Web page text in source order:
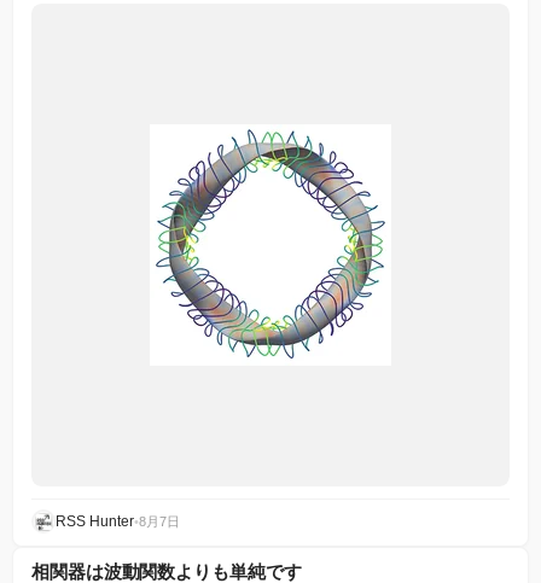
RSS Hunter•8月7日
相関器は波動関数よりも単純です